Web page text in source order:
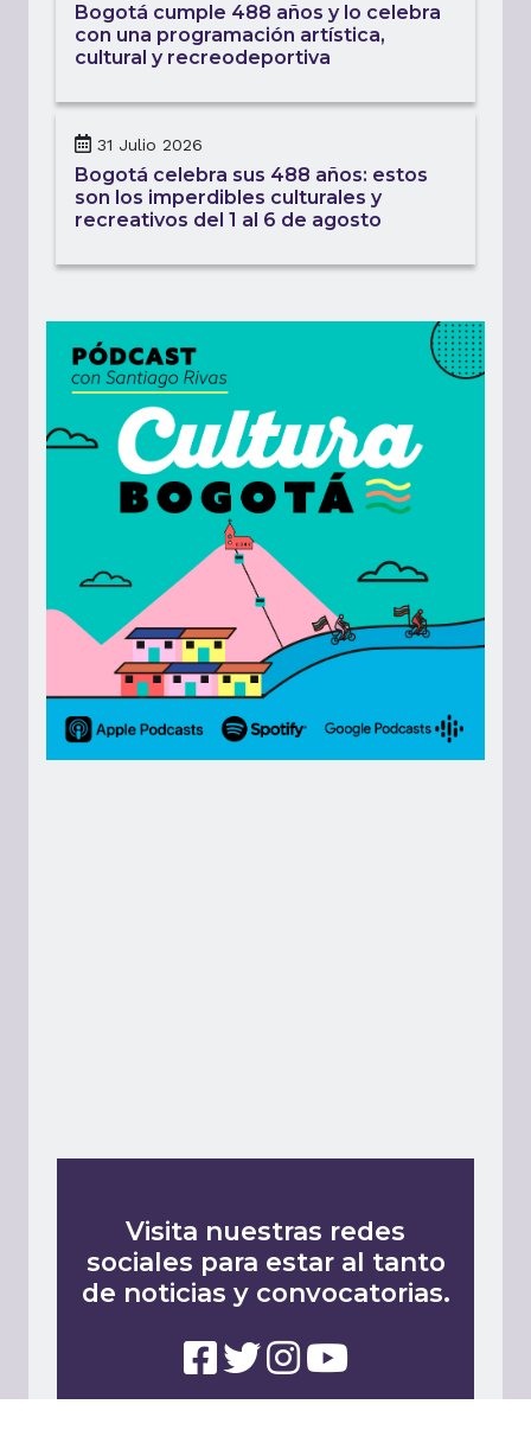
Bogotá cumple 488 años y lo celebra
con una programación artística,
cultural y recreodeportiva
31 Julio 2026
Bogotá celebra sus 488 años: estos
son los imperdibles culturales y
recreativos del 1 al 6 de agosto
Visita nuestras redes
sociales para estar al tanto
de noticias y convocatorias.